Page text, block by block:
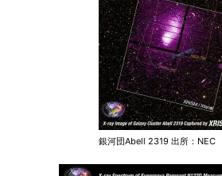
銀河団Abell 2319 出所：NEC